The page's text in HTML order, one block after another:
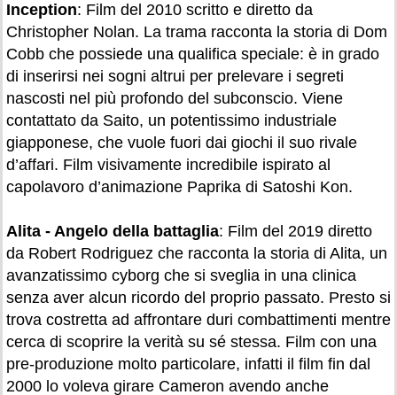
Inception: Film del 2010 scritto e diretto da
Christopher Nolan. La trama racconta la storia di Dom
Cobb che possiede una qualifica speciale: è in grado
di inserirsi nei sogni altrui per prelevare i segreti
nascosti nel più profondo del subconscio. Viene
contattato da Saito, un potentissimo industriale
giapponese, che vuole fuori dai giochi il suo rivale
d’affari. Film visivamente incredibile ispirato al
capolavoro d’animazione Paprika di Satoshi Kon.
Alita - Angelo della battaglia: Film del 2019 diretto
da Robert Rodriguez che racconta la storia di Alita, un
avanzatissimo cyborg che si sveglia in una clinica
senza aver alcun ricordo del proprio passato. Presto si
trova costretta ad affrontare duri combattimenti mentre
cerca di scoprire la verità su sé stessa. Film con una
pre-produzione molto particolare, infatti il film fin dal
2000 lo voleva girare Cameron avendo anche